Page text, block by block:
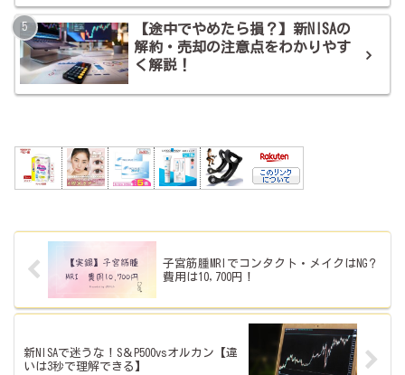
【途中でやめたら損？】新NISAの
解約・売却の注意点をわかりやす
く解説！
子宮筋腫MRIでコンタクト・メイクはNG？
費用は10,700円！
新NISAで迷うな！S＆P500vsオルカン【違
いは3秒で理解できる】